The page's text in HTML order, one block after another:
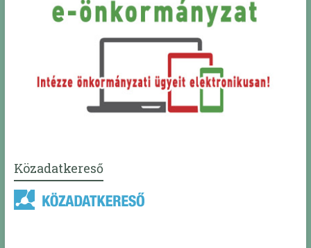
Közadatkereső